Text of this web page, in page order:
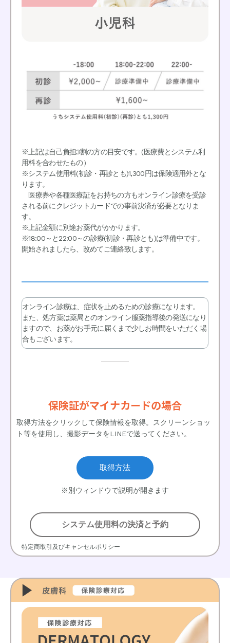
※上記は自己負担3割の方の目安です。(医療費とシステム利
用料を合わせたもの）
※システム使用料(初診・再診とも)1,300円は保険適用外とな
ります。
医療券や各種医療証をお持ちの方もオンライン診療を受診
される前にクレジットカードでの事前決済が必要となりま
す。
※上記金額に別途お薬代がかかります。
※18:00～と22:00～の診療(初診・再診とも)は準備中です。
開始されましたら、改めてご連絡致します。
オンライン診療は、症状を止めるための診療になります。
また、処方薬は薬局とのオンライン服薬指導後の発送になり
ますので、お薬がお手元に届くまで少しお時間をいただく場
合もございます。
保険証がマイナカードの場合
取得方法をクリックして保険情報を取得。スクリーンショッ
ト等を使用し、撮影データをLINEで送ってください。
取得方法
※別ウィンドウで説明が開きます
システム使用料の決済と予約
特定商取引及びキャンセルポリシー